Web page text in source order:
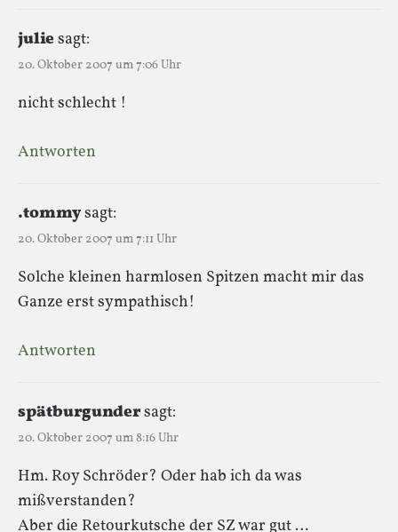
juliesagt:
20. Oktober 2007 um 7:06 Uhr
nicht schlecht !
Antworten
.tommysagt:
20. Oktober 2007 um 7:11 Uhr
Solche kleinen harmlosen Spitzen macht mir das
Ganze erst sympathisch!
Antworten
spätburgundersagt:
20. Oktober 2007 um 8:16 Uhr
Hm. Roy Schröder? Oder hab ich da was
mißverstanden?
Aber die Retourkutsche der SZ war gut …